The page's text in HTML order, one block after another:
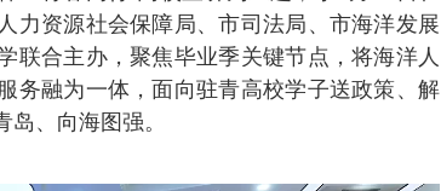
力资源社会保障局、市司法局、市海洋发展
联合主办，聚焦毕业季关键节点，将海洋人
务融为一体，面向驻青高校学子送政策、解
、向海图强。